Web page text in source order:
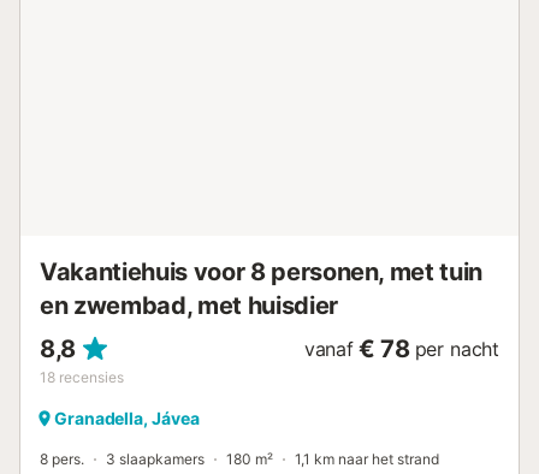
Vakantiehuis voor 8 personen, met tuin
en zwembad, met huisdier
8,8
18 recensies
vanaf € 78 per nacht
Granadella, Jávea
8 pers. 3 slaapkamers 180 m² 1,1 km naar het strand